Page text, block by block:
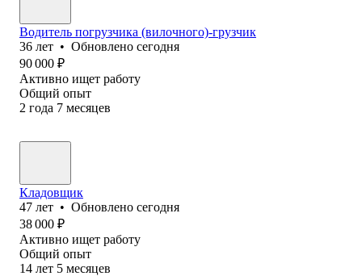
Водитель погрузчика (вилочного)-грузчик
36 лет • Обновлено сегодня
90 000 ₽
Активно ищет работу
Общий опыт
2 года 7 месяцев
Кладовщик
47 лет • Обновлено сегодня
38 000 ₽
Активно ищет работу
Общий опыт
14 лет 5 месяцев